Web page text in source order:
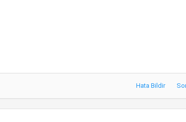
Hata Bildir